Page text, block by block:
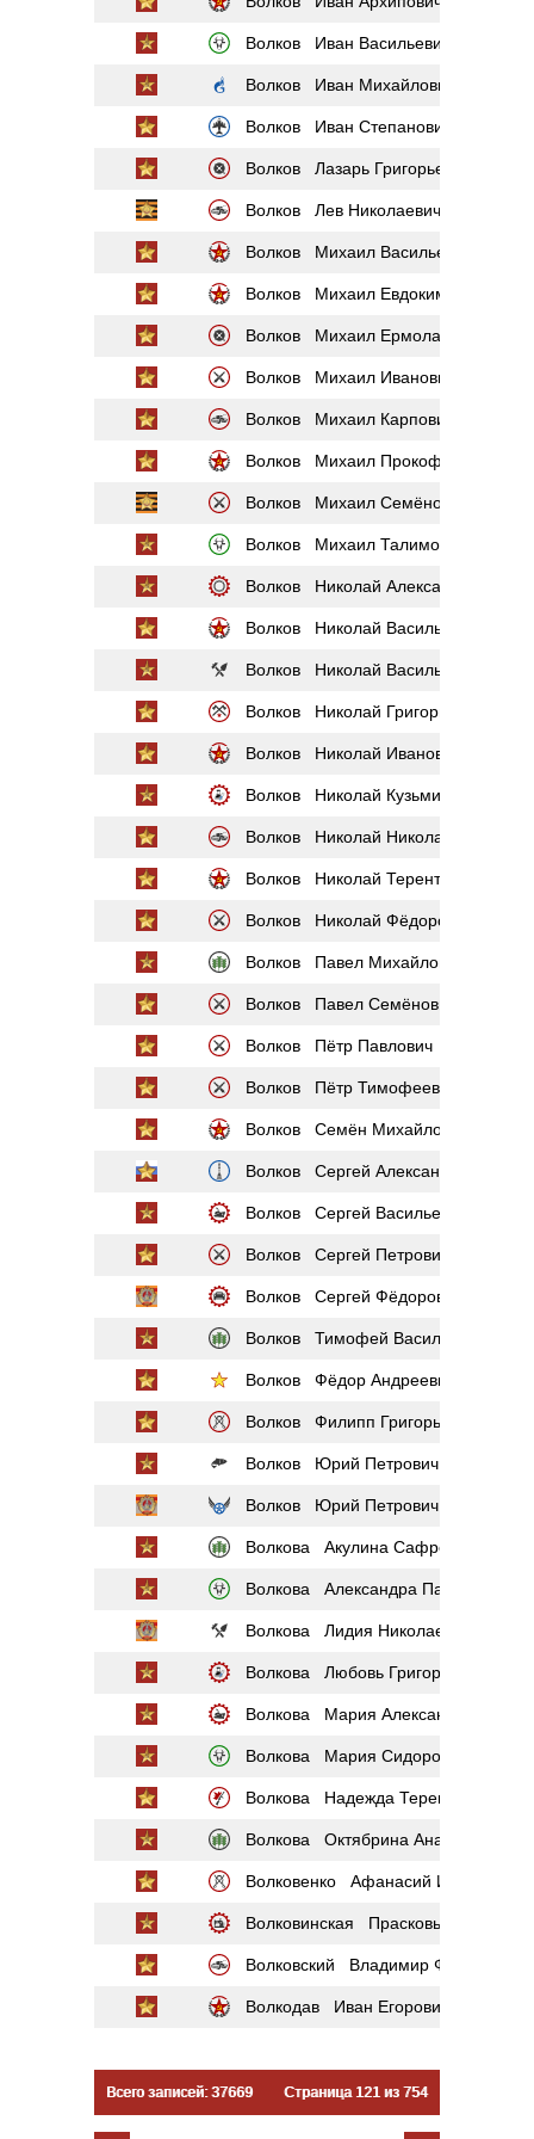
Волков Иван Васильевич
Волков Иван Михайлович
Волков Иван Степанович
Волков Лазарь Григорьевич
Волков Лев Николаевич
Волков Михаил Васильевич
Волков Михаил Евдокимович
Волков Михаил Ермолаевич
Волков Михаил Иванович
Волков Михаил Карпович
Волков Михаил Прокофьевич
Волков Михаил Семёнович
Волков Михаил Талимонович
Волков Николай Александрович
Волков Николай Васильевич
Волков Николай Васильевич
Волков Николай Григорьевич
Волков Николай Иванович
Волков Николай Кузьмич
Волков Николай Николаевич
Волков Николай Терентьевич
Волков Николай Фёдорович
Волков Павел Михайлович
Волков Павел Семёнович
Волков Пётр Павлович
Волков Пётр Тимофеевич
Волков Семён Михайлович
Волков Сергей Александрович
Волков Сергей Васильевич
Волков Сергей Петрович
Волков Сергей Фёдорович
Волков Тимофей Васильевич
Волков Фёдор Андреевич
Волков Филипп Григорьевич
Волков Юрий Петрович
Волков Юрий Петрович
Волкова Акулина Сафроновна
Волкова Александра Павловна
Волкова Лидия Николаевна
Волкова Любовь Григорьевна
Волкова Мария Александровна
Волкова Мария Сидоровна
Волкова Надежда Терентьевна
Волкова Октябрина Ананьевна
Волковенко Афанасий Иванович
Волковинская Прасковья
Волковский Владимир Филиппович
Волкодав Иван Егорович
Всего записей: 37669 Страница 121 из 754